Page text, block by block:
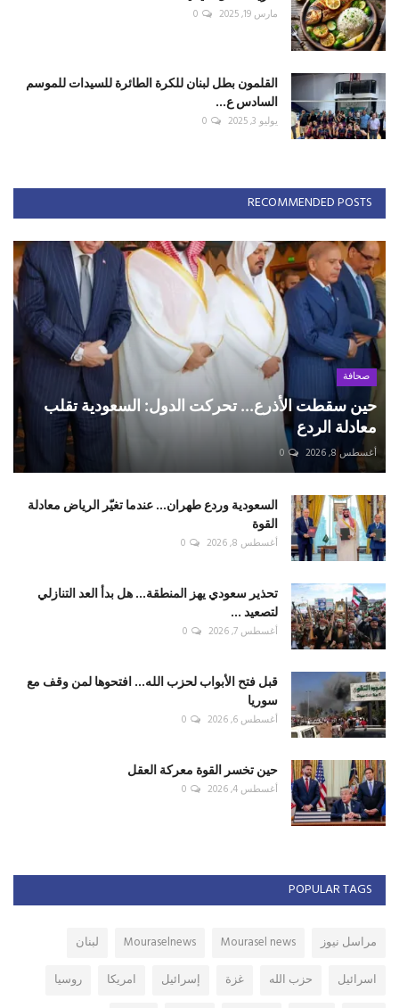
مارس 19, 2025 0
القلمون بطل لبنان للكرة الطائرة للسيدات للموسم
السادس ع...
يوليو 3, 2025 0
RECOMMENDED POSTS
صحافة
حين سقطت الأذرع... تحركت الدول: السعودية تقلب
معادلة الردع
أغسطس 8, 2026 0
السعودية وردع طهران... عندما تغيّر الرياض معادلة
القوة
أغسطس 8, 2026 0
تحذير سعودي يهز المنطقة... هل بدأ العد التنازلي
لتصعيد ...
أغسطس 7, 2026 0
قبل فتح الأبواب لحزب الله... افتحوها لمن وقف مع
سوريا
أغسطس 6, 2026 0
حين تخسر القوة معركة العقل
أغسطس 4, 2026 0
POPULAR TAGS
مراسل نيوز Mourasel news
Mouraselnews
لبنان
اسرائيل
حزب الله غزة إسرائيل امريكا
روسيا